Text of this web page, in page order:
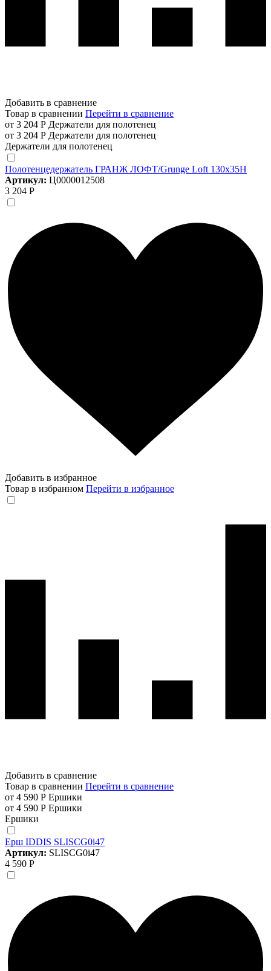
Добавить в сравнение
Товар в сравнении Перейти в сравнение
от 3 204 Р Держатели для полотенец
от 3 204 Р Держатели для полотенец
Держатели для полотенец
Полотенцедержатель ГРАНЖ ЛОФТ/Grunge Loft 130х35Н
Артикул: Ц0000012508
3 204 Р
Добавить в избранное
Товар в избранном Перейти в избранное
Добавить в сравнение
Товар в сравнении Перейти в сравнение
от 4 590 Р Ершики
от 4 590 Р Ершики
Ершики
Ерш IDDIS SLISCG0i47
Артикул: SLISCG0i47
4 590 Р